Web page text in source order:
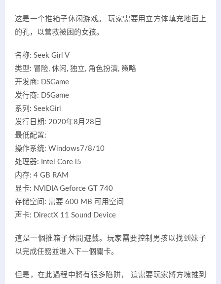
这是一个推箱子休闲游戏。 玩家需要用立方体填充地面上
的孔，以营救被困的女孩。
名称: Seek Girl V
类型: 冒险, 休闲, 独立, 角色扮演, 策略
开发商: DSGame
发行商: DSGame
系列: SeekGirl
发行日期: 2020年8月28日
最低配置:
操作系统: Windows7/8/10
处理器: Intel Core i5
内存: 4 GB RAM
显卡: NVIDIA Geforce GT 740
存储空间: 需要 600 MB 可用空间
声卡: DirectX 11 Sound Device
這是一個推箱子休閒遊戲。玩家需要控制男孩以找到妹子
以完成任務並進入下一個關卡。
但是，在此過程中將有很多陷阱， 這需要玩家將方塊推到